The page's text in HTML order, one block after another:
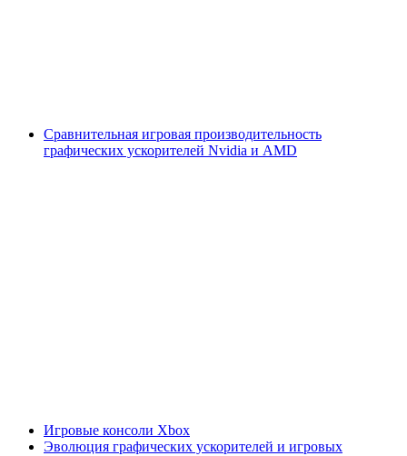
Сравнительная игровая производительность
графических ускорителей Nvidia и AMD
Игровые консоли Xbox
Эволюция графических ускорителей и игровых